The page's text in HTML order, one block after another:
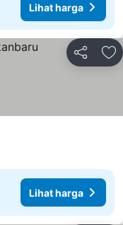
Lihat harga
Kongsi
Lihat harga